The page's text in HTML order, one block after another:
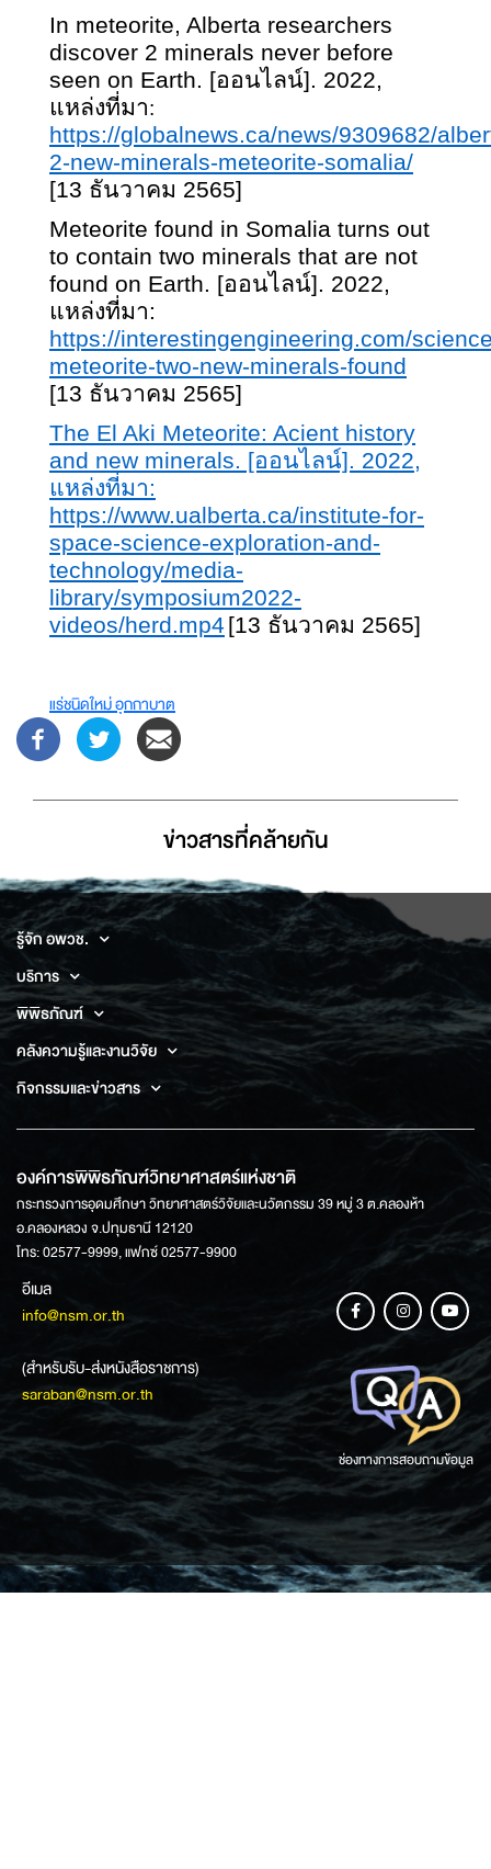
In meteorite, Alberta researchers
discover 2 minerals never before
seen on Earth. [ออนไลน์]. 2022,
แหล่งที่มา:
https://globalnews.ca/news/9309682/
2-new-minerals-meteorite-somalia/
[13 ธันวาคม 2565]
Meteorite found in Somalia turns out
to contain two minerals that are not
found on Earth. [ออนไลน์]. 2022,
แหล่งที่มา:
https://interestingengineering.com/
meteorite-two-new-minerals-found
[13 ธันวาคม 2565]
The El Aki Meteorite: Acient history
and new minerals. [ออนไลน์]. 2022,
แหล่งที่มา:
https://www.ualberta.ca/institute-for-
space-science-exploration-and-
technology/media-
library/symposium2022-
videos/herd.mp4 [13 ธันวาคม 2565]
แร่ชนิดใหม่ อุกกาบาต
ข่าวสารที่่คล้ายกัน
รู้จัก อพวช.
บริการ
พิพิธภัณฑ์
คลังความรู้และงานวิจัย
กิจกรรมและข่าวสาร
องค์การพิพิธภัณฑ์วิทยาศาสตร์แห่งชาติ
กระทรวงการอุดมศึกษา วิทยาศาสตร์วิจัยและนวัตกรรม 39 หมู่ 3 ต.คลองห้า
อ.คลองหลวง จ.ปทุมธานี 12120
โทร: 02577-9999, แฟกซ์ 02577-9900
อีเมล
info@nsm.or.th
(สำหรับรับ-ส่งหนังสือราชการ)
saraban@nsm.or.th
ช่องทางการสอบถามข้อมูล